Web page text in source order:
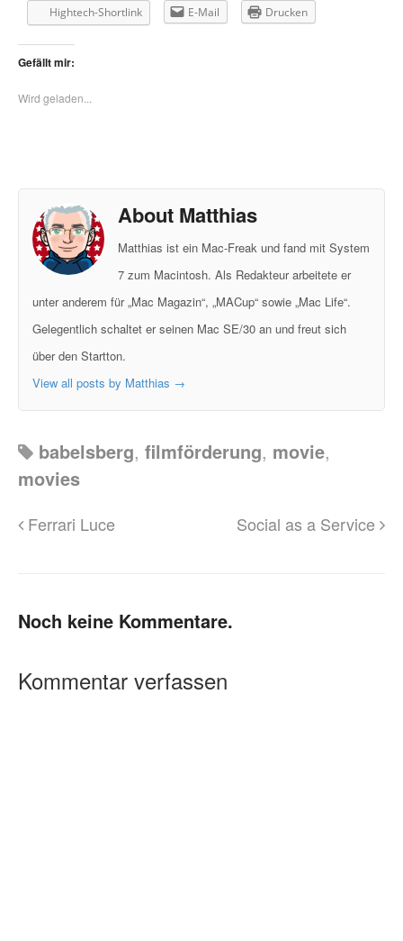
Hightech-Shortlink E-Mail Drucken
Gefällt mir:
Wird geladen...
About Matthias
Matthias ist ein Mac-Freak und fand mit System
7 zum Macintosh. Als Redakteur arbeitete er
unter anderem für „Mac Magazin“, „MACup“ sowie „Mac Life“.
Gelegentlich schaltet er seinen Mac SE/30 an und freut sich
über den Startton.
View all posts by Matthias →
babelsberg, filmförderung, movie,
movies
Ferrari Luce Social as a Service
Noch keine Kommentare.
Kommentar verfassen